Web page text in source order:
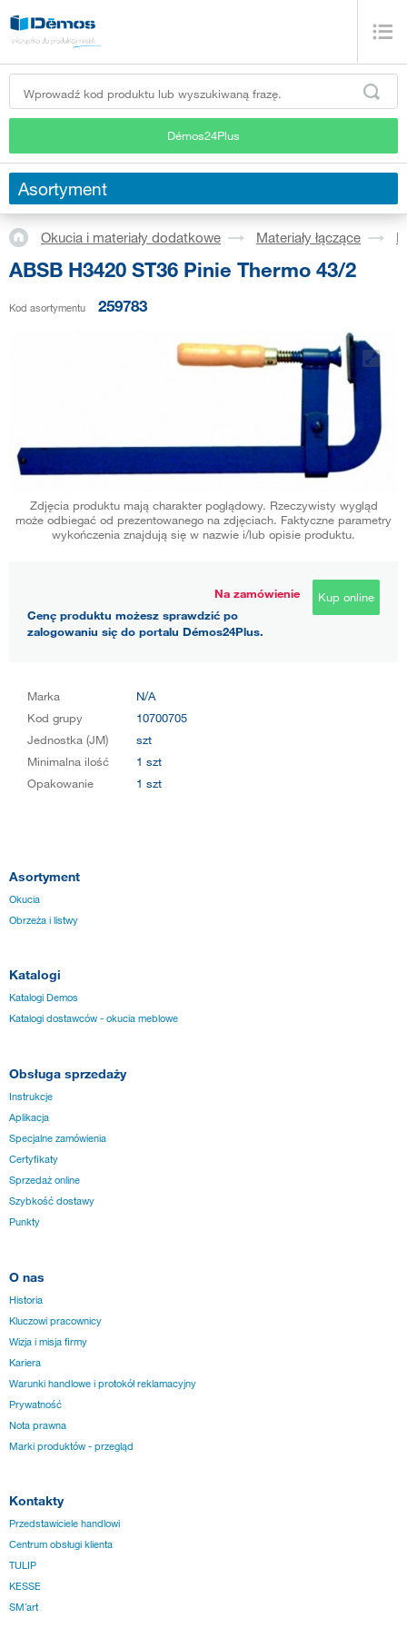
Démos24Plus
Asortyment
Okucia i materiały dodatkowe Materiały łączące
ABSB H3420 ST36 Pinie Thermo 43/2
Kod asortymentu 259783
Zdjęcia produktu mają charakter poglądowy. Rzeczywisty wygląd
może odbiegać od prezentowanego na zdjęciach. Faktyczne parametry
wykończenia znajdują się w nazwie i/lub opisie produktu.
Na zamówienie
Cenę produktu możesz sprawdzić po
zalogowaniu się do portalu Démos24Plus.
Kup online
Marka
N/A
Kod grupy
10700705
Jednostka (JM)
szt
Minimalna ilość
1 szt
Opakowanie
1 szt
Asortyment
Okucia
Obrzeża i listwy
Katalogi
Katalogi Demos
Katalogi dostawców - okucia meblowe
Obsługa sprzedaży
Instrukcje
Aplikacja
Specjalne zamówienia
Certyfikaty
Sprzedaż online
Szybkość dostawy
Punkty
O nas
Historia
Kluczowi pracownicy
Wizja i misja firmy
Kariera
Warunki handlowe i protokół reklamacyjny
Prywatność
Nota prawna
Marki produktów - przegląd
Kontakty
Przedstawiciele handlowi
Centrum obsługi klienta
TULIP
KESSE
SM´art